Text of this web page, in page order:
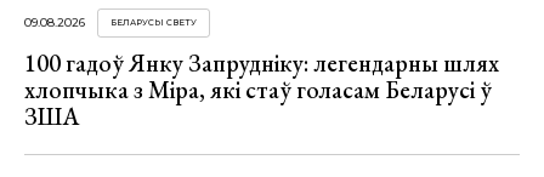
09.08.2026 БЕЛАРУСЫ СВЕТУ
100 гадоў Янку Запрудніку: легендарны шлях
хлопчыка з Міра, які стаў голасам Беларусі ў
ЗША